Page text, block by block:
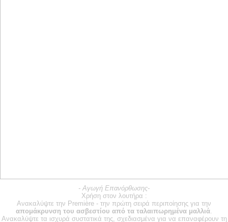
Première
- Αγωγή Επανόρθωσης-
Χρήση στον λουτήρα :
Ανακαλύψτε την Première - την πρώτη σειρά περιποίησης για την
απομάκρυνση του ασβεστίου από τα ταλαιπωρημένα μαλλιά.
Ανακαλύψτε τα ισχυρά συστατικά της, σχεδιασμένα για να επαναφέρουν τη